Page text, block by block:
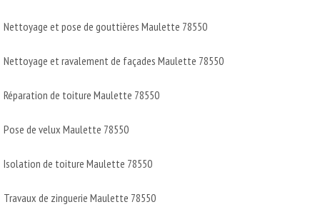
Nettoyage et pose de gouttières Maulette 78550
Nettoyage et ravalement de façades Maulette 78550
Réparation de toiture Maulette 78550
Pose de velux Maulette 78550
Isolation de toiture Maulette 78550
Travaux de zinguerie Maulette 78550